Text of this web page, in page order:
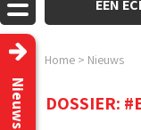
EEN
Home > Nieuws
Nieuws DOSSIER: